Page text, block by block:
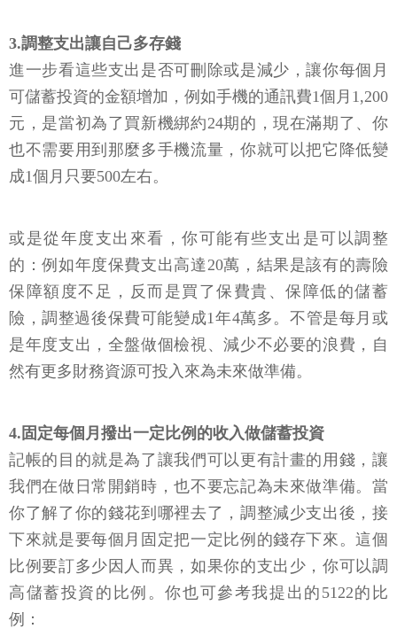
3.調整支出讓自己多存錢
進一步看這些支出是否可刪除或是減少，讓你每個月
可儲蓄投資的金額增加，例如手機的通訊費1個月1,200
元，是當初為了買新機綁約24期的，現在滿期了、你
也不需要用到那麼多手機流量，你就可以把它降低變
成1個月只要500左右。
或是從年度支出來看，你可能有些支出是可以調整
的：例如年度保費支出高達20萬，結果是該有的壽險
保障額度不足，反而是買了保費貴、保障低的儲蓄
險，調整過後保費可能變成1年4萬多。不管是每月或
是年度支出，全盤做個檢視、減少不必要的浪費，自
然有更多財務資源可投入來為未來做準備。
4.固定每個月撥出一定比例的收入做儲蓄投資
記帳的目的就是為了讓我們可以更有計畫的用錢，讓
我們在做日常開銷時，也不要忘記為未來做準備。當
你了解了你的錢花到哪裡去了，調整減少支出後，接
下來就是要每個月固定把一定比例的錢存下來。這個
比例要訂多少因人而異，如果你的支出少，你可以調
高儲蓄投資的比例。你也可參考我提出的5122的比
例：